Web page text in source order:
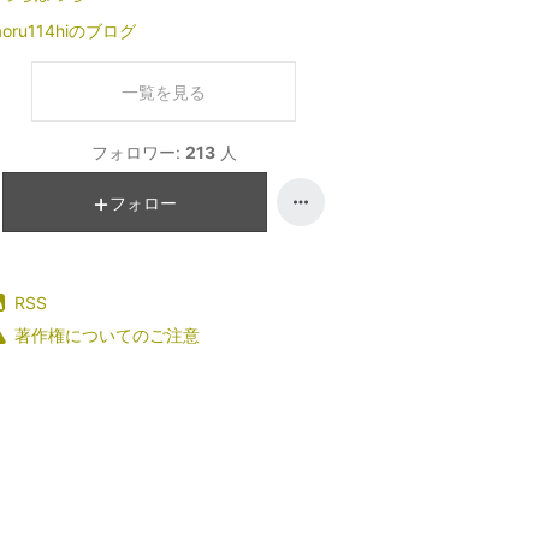
のブログ
一覧を見る
フォロワー: 213 人
フォロー
RSS
著作権についてのご注意